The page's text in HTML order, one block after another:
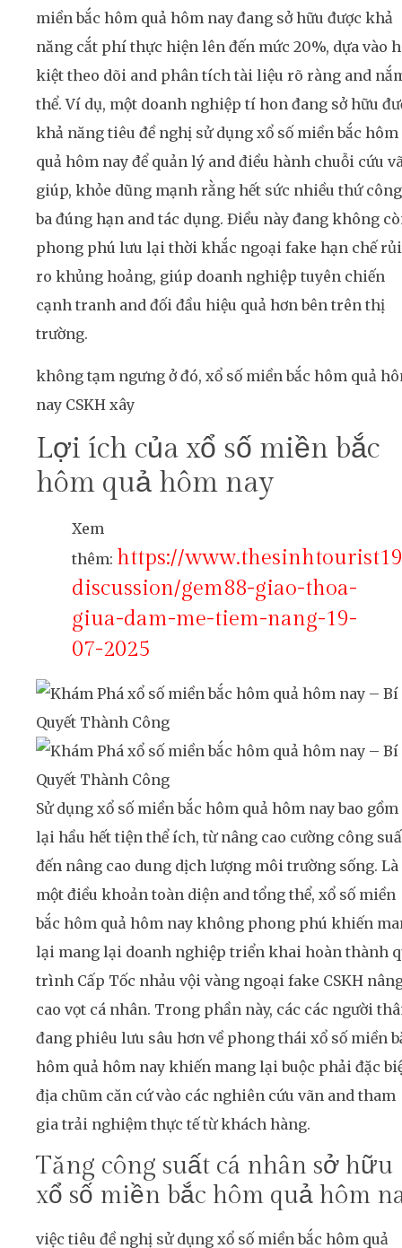
miền bắc hôm quả hôm nay đang sở hữu được khả
năng cắt phí thực hiện lên đến mức 20%, dựa vào
kiệt theo dõi and phân tích tài liệu rõ ràng and
thể. Ví dụ, một doanh nghiệp tí hon đang sở hữu
khả năng tiêu đề nghị sử dụng xổ số miền bắc hôm
quả hôm nay để quản lý and điều hành chuỗi cứu
giúp, khỏe dũng mạnh rằng hết sức nhiều thứ công
ba đúng hạn and tác dụng. Điều này đang không
phong phú lưu lại thời khắc ngoại fake hạn chế rủi
ro khủng hoảng, giúp doanh nghiệp tuyên chiến
cạnh tranh and đối đầu hiệu quả hơn bên trên thị
trường.
không tạm ngưng ở đó, xổ số miền bắc hôm quả
nay CSKH xây
Lợi ích của xổ số miền bắc
hôm quả hôm nay
Xem
thêm: https://
discussion/gem88-giao-thoa-
giua-dam-me-tiem-nang-19-
07-2025
Sử dụng xổ số miền bắc hôm quả hôm nay bao gồm
lại hầu hết tiện thể ích, từ nâng cao cường công
đến nâng cao dung dịch lượng môi trường sống. Là
một điều khoản toàn diện and tổng thể, xổ số miền
bắc hôm quả hôm nay không phong phú khiến
lại mang lại doanh nghiệp triển khai hoàn thành
trình Cấp Tốc nhảu vội vàng ngoại fake CSKH
cao vọt cá nhân. Trong phần này, các các người
đang phiêu lưu sâu hơn về phong thái xổ số miền
hôm quả hôm nay khiến mang lại buộc phải đặc
địa chũm căn cứ vào các nghiên cứu vãn and tham
gia trải nghiệm thực tế từ khách hàng.
Tăng công suất cá nhân sở hữu
xổ số miền bắc hôm quả hôm
việc tiêu đề nghị sử dụng xổ số miền bắc hôm quả